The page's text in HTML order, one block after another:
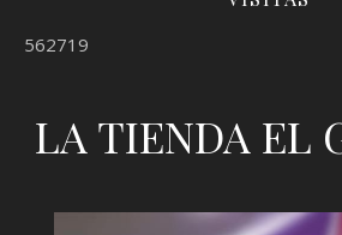
562719
LA TIENDA EL